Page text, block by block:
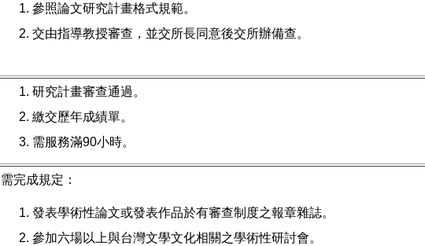
參照論文研究計畫格式規範。
交由指導教授審查，並交所長同意後交所辦備查。
研究計畫審查通過。
繳交歷年成績單。
需服務滿90小時。
需完成規定：
發表學術性論文或發表作品於有審查制度之報章雜誌。
參加六場以上與台灣文學文化相關之學術性研討會。